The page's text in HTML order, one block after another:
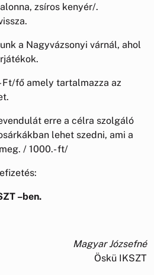
zsíros kenyér/.
a Nagyvázsonyi várnál, ahol
Ft/fő amely tartalmazza az
erre a célra szolgáló
lehet szedni, ami a
/ 1000.- ft/
–ben.
Magyar Józsefné
Öskü IKSZT